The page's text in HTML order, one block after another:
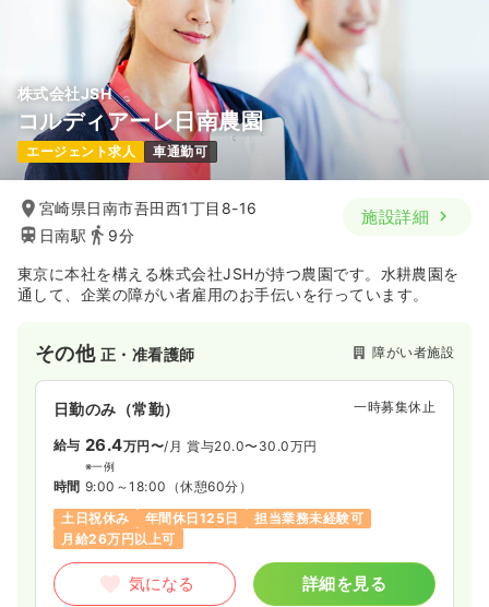
株式会社JSH
コルディアーレ日南農園
エージェント求人 車通勤可
宮崎県日南市吾田西1丁目8-16
日南駅
9分
施設詳細
東京に本社を構える株式会社JSHが持つ農園です。水耕農園を
通して、企業の障がい者雇用のお手伝いを行っています。
その他 正・准看護師 障がい者施設
日勤のみ（常勤） 一時募集休止
給与 26.4万円〜/月 賞与20.0〜30.0万円
※一例
時間 9:00～18:00 （休憩60分）
土日祝休み
年間休日125日
担当業務未経験可
月給26万円以上可
気になる 詳細を見る